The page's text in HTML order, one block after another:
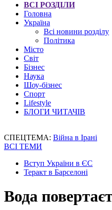
ВСІ РОЗДІЛИ
Головна
Україна
Всі новини розділу
Політика
Місто
Світ
Бізнес
Наука
Шоу-бізнес
Спорт
Lifestyle
БЛОГИ ЧИТАЧІВ
СПЕЦТЕМА: Війна в Ірані
ВСІ ТЕМИ
Вступ України в ЄС
Теракт в Барселоні
Вода